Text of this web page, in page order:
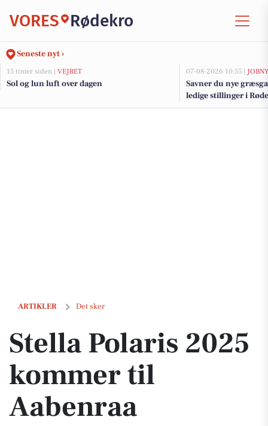
VORES Rødekro
Seneste nyt ›
15 timer siden | VEJRET
Sol og lun luft over dagen
07-08-2026 10:55 |
Savner du nye
ledige stillinger i
ARTIKLER Det sker
Stella Polaris 2025 kommer til Aabenraa
Stella Polaris 2025
kommer til
Aabenraa